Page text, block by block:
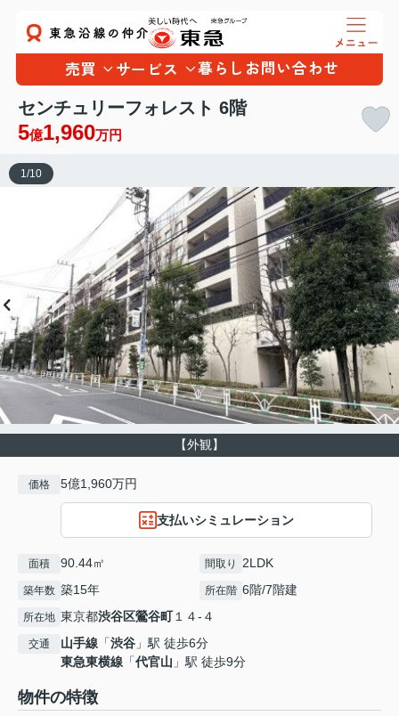
売買 サービス 暮らし お問い合わせ
センチュリーフォレスト 6階
5億1,960万円
【外観】
1 /10
価格 5億1,960万円
支払いシミュレーション
面積 90.44㎡ 間取り 2LDK
築年数 築15年 所在階 6階/7階建
所在地 東京都渋谷区鶯谷町１４-４
交通 山手線 「渋谷 」駅 徒歩6分
東急東横線 「代官山 」駅 徒歩9分
物件の特徴